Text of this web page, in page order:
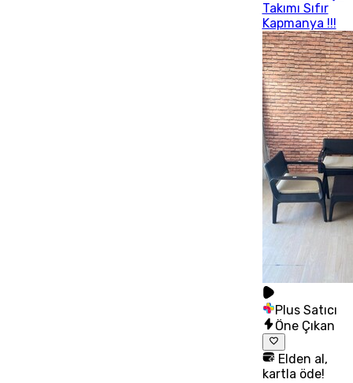
Takımı Sıfır
Kapmanya !!!
Plus Satıcı
Öne Çıkan
Elden al,
kartla öde!